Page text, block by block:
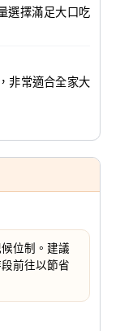
選擇滿足大口吃
非常適合全家大
位制。建議
前往以節省